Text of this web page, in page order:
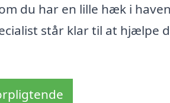
du har en lille hæk i
står klar til at hjælpe